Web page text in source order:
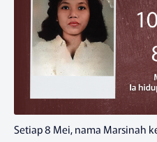
Setiap 8 Mei, nama Marsinah